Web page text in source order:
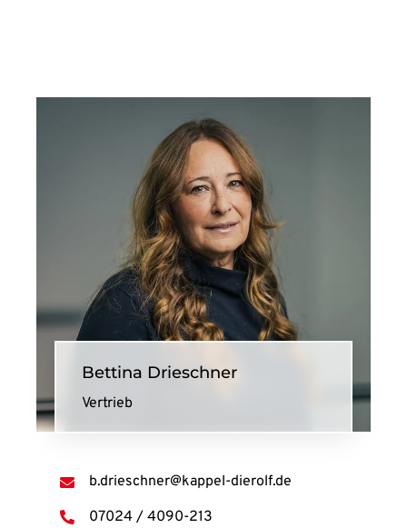
Bettina Drieschner
Vertrieb
b.drieschner@kappel-dierolf.de
07024 / 4090-213